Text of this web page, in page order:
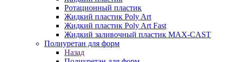
Ротационный пластик
Жидкий пластик Poly Art
Жидкий пластик Poly Art Fast
Жидкий заливочный пластик MAX-CAST
Полиуретан для форм
Назад